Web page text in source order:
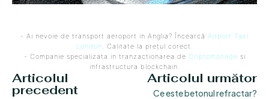
- Ai nevoie de transport aeroport in Anglia? Încearcă Airport Taxi
London. Calitate la prețul corect.
- Companie specializata in tranzactionarea de Criptomonede si
infrastructura blockchain.
Articolul
precedent
Articolul următor
Ce este betonul refractar?